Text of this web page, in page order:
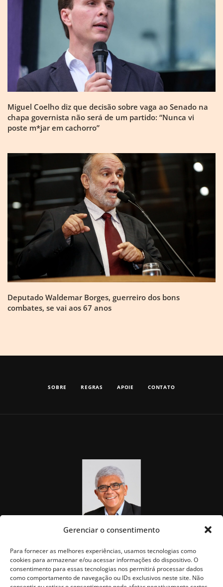
Gerenciar o consentimento
Para fornecer as melhores experiências, usamos tecnologias como
cookies para armazenar e/ou acessar informações do dispositivo. O
consentimento para essas tecnologias nos permitirá processar dados
como comportamento de navegação ou IDs exclusivos neste site. Não
Miguel Coelho diz que decisão sobre vaga ao Senado na
chapa governista não será de um partido: “Nunca vi
poste m*jar em cachorro”
Deputado Waldemar Borges, guerreiro dos bons
combates, se vai aos 67 anos
SOBRE REGRAS APOIE CONTATO